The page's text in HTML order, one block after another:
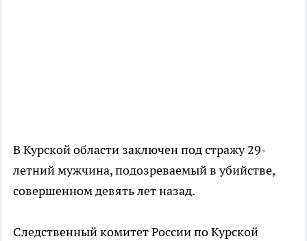
В Курской области заключен под стражу 29-
летний мужчина, подозреваемый в убийстве,
совершенном девять лет назад.
Следственный комитет России по Курской